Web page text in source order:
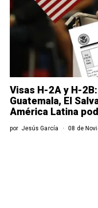
Visas H-2A y H-
Guatemala, El
América Latina
por Jesús García 08 de